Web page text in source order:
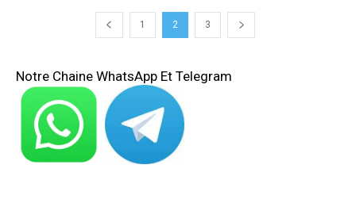
1 2 3
Notre Chaine WhatsApp Et Telegram